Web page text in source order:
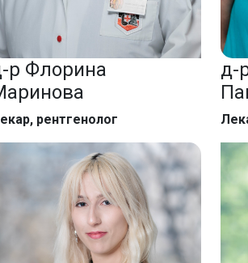
р Флорина
рентгенолог
д-